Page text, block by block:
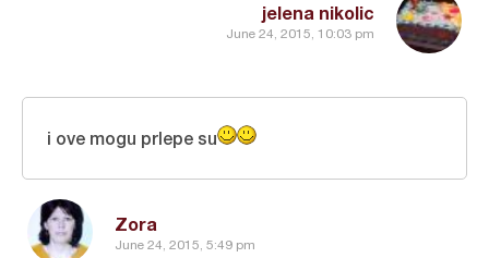
jelena nikolic
June 24, 2015, 10:03 pm
Zora
June 24, 2015, 5:49 pm
i ove mogu prlepe su